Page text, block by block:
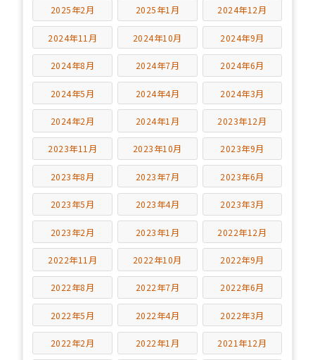
2025年2月 2025年1月 2024年12月
2024年11月 2024年10月 2024年9月
2024年8月 2024年7月 2024年6月
2024年5月 2024年4月 2024年3月
2024年2月 2024年1月 2023年12月
2023年11月 2023年10月 2023年9月
2023年8月 2023年7月 2023年6月
2023年5月 2023年4月 2023年3月
2023年2月 2023年1月 2022年12月
2022年11月 2022年10月 2022年9月
2022年8月 2022年7月 2022年6月
2022年5月 2022年4月 2022年3月
2022年2月 2022年1月 2021年12月